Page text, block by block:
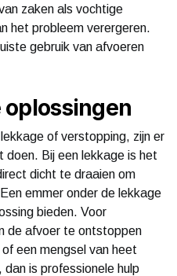
zaken als vochtige
het probleem verergeren.
gebruik van afvoeren
of verstopping, zijn er
doen. Bij een lekkage is het
dicht te draaien om
emmer onder de lekkage
bieden. Voor
de afvoer te ontstoppen
een mengsel van heet
is professionele hulp